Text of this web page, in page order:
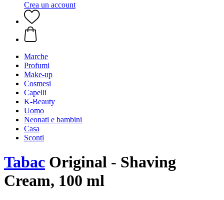
Crea un account
Marche
Profumi
Make-up
Cosmesi
Capelli
K-Beauty
Uomo
Neonati e bambini
Casa
Sconti
Tabac Original - Shaving
Cream, 100 ml